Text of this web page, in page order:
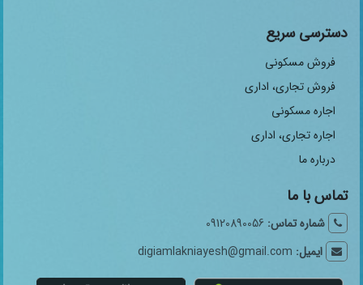
دسترسی سریع
فروش مسکونی
فروش تجاری، اداری
اجاره مسکونی
اجاره تجاری، اداری
درباره ما
تماس با ما
شماره تماس: 09120890056
ایمیل: digiamlakniayesh@gmail.com